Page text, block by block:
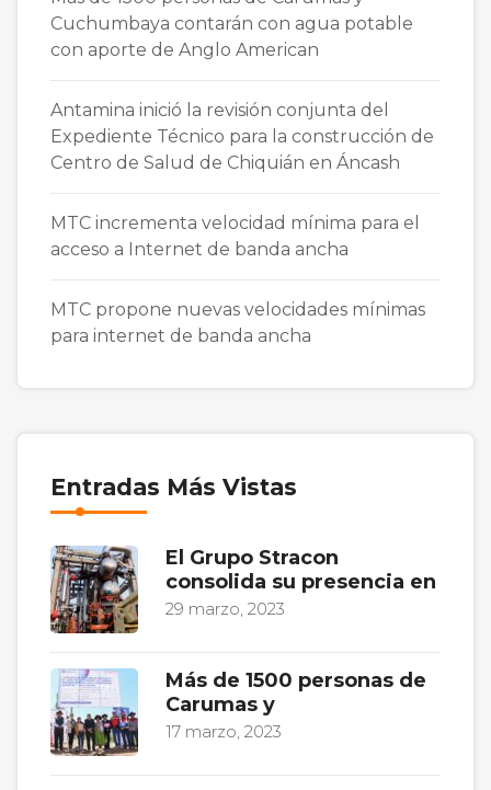
Cuchumbaya contarán con agua potable
con aporte de Anglo American
Antamina inició la revisión conjunta del
Expediente Técnico para la construcción de
Centro de Salud de Chiquián en Áncash
MTC incrementa velocidad mínima para el
acceso a Internet de banda ancha
MTC propone nuevas velocidades mínimas
para internet de banda ancha
Entradas Más Vistas
El Grupo Stracon
consolida su presencia en
29 marzo, 2023
Más de 1500 personas de
Carumas y
17 marzo, 2023